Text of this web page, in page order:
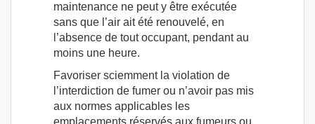
maintenance ne peut y être exécutée
sans que l’air ait été renouvelé, en
l’absence de tout occupant, pendant au
moins une heure.
Favoriser sciemment la violation de
l’interdiction de fumer ou n’avoir pas mis
aux normes applicables les
emplacements réservés aux fumeurs ou